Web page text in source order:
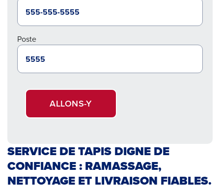
Poste
ALLONS-Y
SERVICE DE TAPIS DIGNE DE
CONFIANCE : RAMASSAGE,
NETTOYAGE ET LIVRAISON FIABLES.